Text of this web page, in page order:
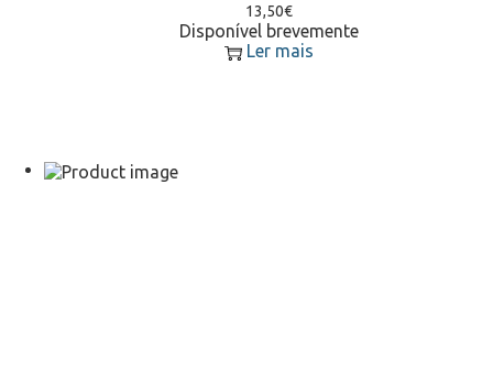
13,50€
Disponível brevemente
Ler mais